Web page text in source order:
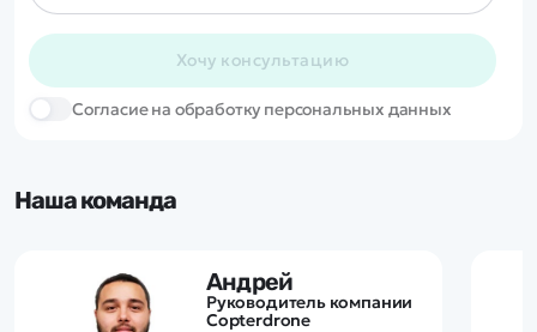
Хочу консультацию
Cогласие на обработку персональных данных
Наша команда
Андрей
Руководитель компании
Copterdrone